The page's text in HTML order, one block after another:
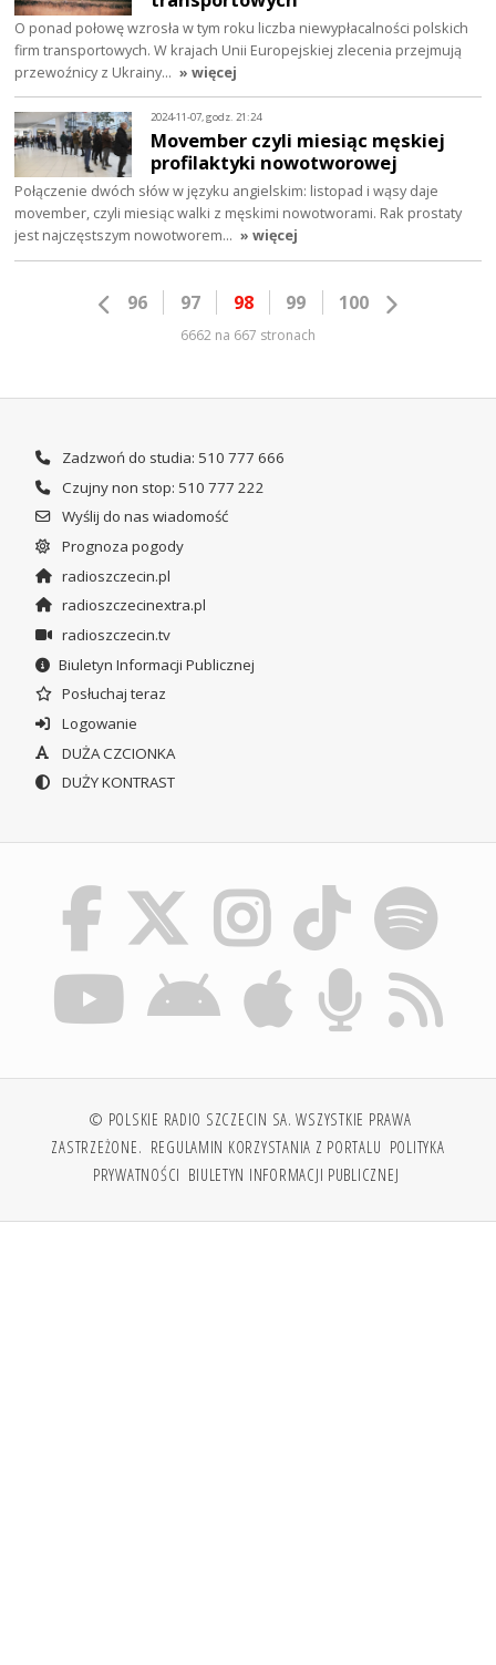
O ponad połowę wzrosła w tym roku liczba niewypłacalności polskich
firm transportowych. W krajach Unii Europejskiej zlecenia przejmują
przewoźnicy z Ukrainy… » więcej
2024-11-07, godz. 21:24
Movember czyli miesiąc męskiej
profilaktyki nowotworowej
Połączenie dwóch słów w języku angielskim: listopad i wąsy daje
movember, czyli miesiąc walki z męskimi nowotworami. Rak prostaty
jest najczęstszym nowotworem… » więcej
96 97 98 99 100
6662 na 667 stronach
Zadzwoń do studia: 510 777 666
Czujny non stop: 510 777 222
Wyślij do nas wiadomość
Prognoza pogody
radioszczecin.pl
radioszczecinextra.pl
radioszczecin.tv
Biuletyn Informacji Publicznej
Posłuchaj teraz
Logowanie
DUŻA CZCIONKA
DUŻY KONTRAST
© POLSKIE RADIO SZCZECIN SA. WSZYSTKIE PRAWA
ZASTRZEŻONE. REGULAMIN KORZYSTANIA Z PORTALU POLITYKA
PRYWATNOŚCI BIULETYN INFORMACJI PUBLICZNEJ